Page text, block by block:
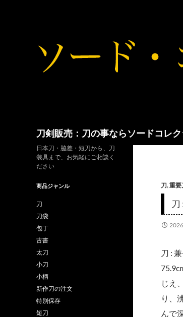
刀剣販売：刀の事ならソードコレ
刀,重要
刀 :
じえ
り、
んで
日本刀・脇差・短刀から、刀
装具まで、お気軽にご相談く
ださい
商品ジャンル
刀
刀袋
包丁
古書
太刀
小刀
小柄
新作刀の注文
特別保存
短刀